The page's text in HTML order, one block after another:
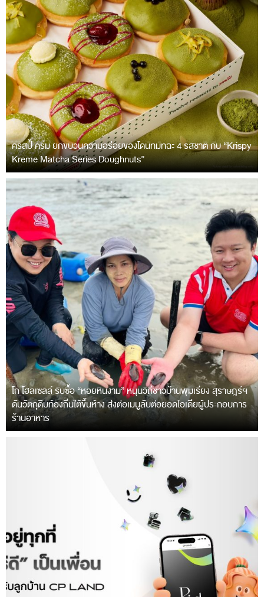
คริสปี้ ครีม ยกขบวนความอร่อยของโดนัทมัทฉะ 4 รสชาติ กับ “Krispy
Kreme Matcha Series Doughnuts”
โก โฮลเซลล์ รับซื้อ “หอยหินงาม” หนุนวิถีชาวบ้านพุมเรียง สุราษฎร์ฯ
ดันวัตถุดิบท้องถิ่นใต้ขึ้นห้าง ส่งต่อเมนูลับต่อยอดไอเดียผู้ประกอบการ
ร้านอาหาร